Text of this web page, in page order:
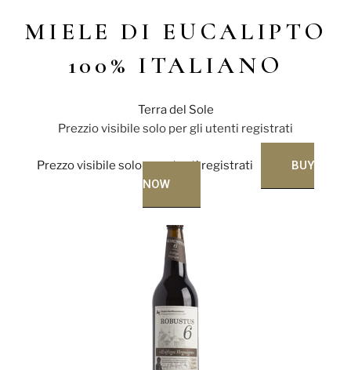
MIELE DI EUCALIPTO
100% ITALIANO
Terra del Sole
Prezzio visibile solo per gli utenti registrati
Prezzo visibile solo per utenti registrati
BUY
NOW